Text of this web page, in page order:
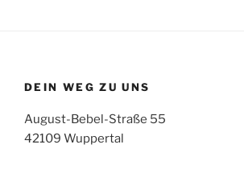
DEIN WEG ZU UNS
August-Bebel-Straße 55
42109 Wuppertal